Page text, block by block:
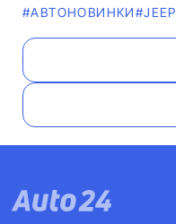
#AВТОНОВИНКИ#JEEP